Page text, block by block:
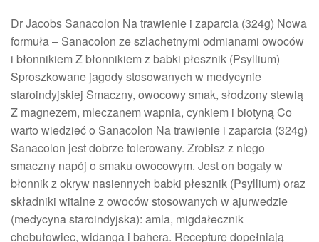
Dr Jacobs Sanacolon Na trawienie i zaparcia (324g) Nowa
formuła – Sanacolon ze szlachetnymi odmianami owoców
i błonnikiem Z błonnikiem z babki płesznik (Psyllium)
Sproszkowane jagody stosowanych w medycynie
staroindyjskiej Smaczny, owocowy smak, słodzony stewią
Z magnezem, mleczanem wapnia, cynkiem i biotyną Co
warto wiedzieć o Sanacolon Na trawienie i zaparcia (324g)
Sanacolon jest dobrze tolerowany. Zrobisz z niego
smaczny napój o smaku owocowym. Jest on bogaty w
błonnik z okryw nasiennych babki płesznik (Psyllium) oraz
składniki witalne z owoców stosowanych w ajurwedzie
(medycyna staroindyjska): amla, migdałecznik
chebułowiec, widanga i bahera. Recepturę dopełniają